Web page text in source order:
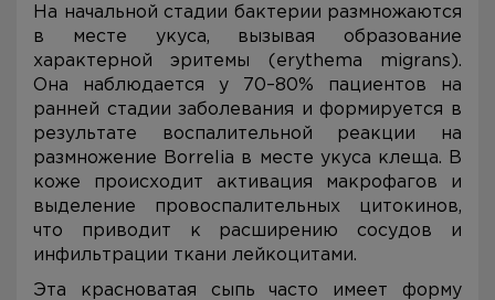
На начальной стадии бактерии размножаются
в месте укуса, вызывая образование
характерной эритемы (erythema migrans).
Она наблюдается у 70–80% пациентов на
ранней стадии заболевания и формируется в
результате воспалительной реакции на
размножение Borrelia в месте укуса клеща. В
коже происходит активация макрофагов и
выделение провоспалительных цитокинов,
что приводит к расширению сосудов и
инфильтрации ткани лейкоцитами.
Эта красноватая сыпь часто имеет форму